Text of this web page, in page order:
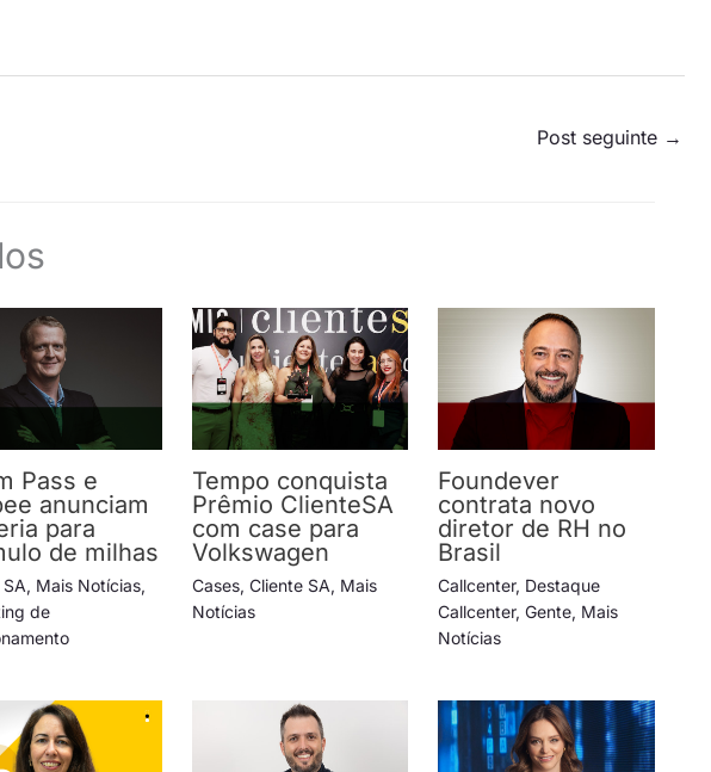
Post seguinte →
Pass e
anunciam
para
de milhas
, Mais Notícias,
de
Tempo conquista
Prêmio ClienteSA
com case para
Volkswagen
Cases, Cliente SA, Mais
Notícias
Foundever
contrata novo
diretor de RH no
Brasil
Callcenter, Destaque
Callcenter,Gente, Mais
Notícias